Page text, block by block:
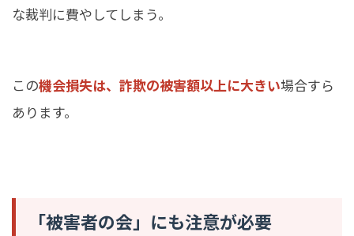
な裁判に費やしてしまう。
この機会損失は、詐欺の被害額以上に大きい場合すら
あります。
「被害者の会」にも注意が必要